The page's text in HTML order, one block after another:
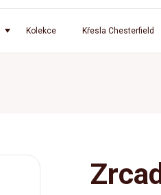
Kolekce Křesla Chesterfield